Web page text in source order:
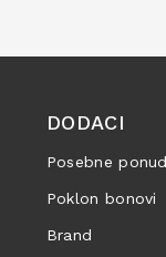
DODACI
Posebne
Poklon bonovi
Brand